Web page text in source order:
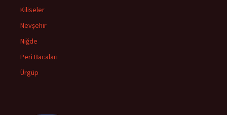
Kiliseler
Nevşehir
Niğde
Peri Bacaları
Ürgüp